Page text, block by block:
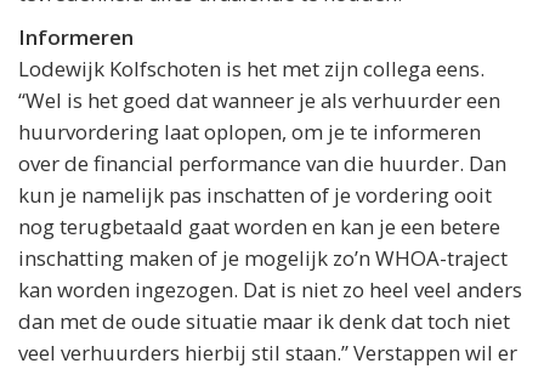
Informeren
Lodewijk Kolfschoten is het met zijn collega eens.
“Wel is het goed dat wanneer je als verhuurder een
huurvordering laat oplopen, om je te informeren
over de financial performance van die huurder. Dan
kun je namelijk pas inschatten of je vordering ooit
nog terugbetaald gaat worden en kan je een betere
inschatting maken of je mogelijk zo’n WHOA-traject
kan worden ingezogen. Dat is niet zo heel veel anders
dan met de oude situatie maar ik denk dat toch niet
veel verhuurders hierbij stil staan.” Verstappen wil er